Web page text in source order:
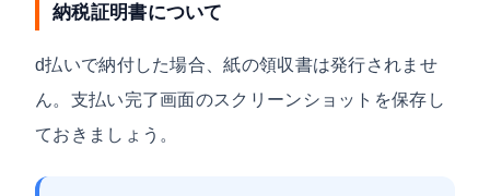
納税証明書について
d払いで納付した場合、紙の領収書は発行されませ
ん。支払い完了画面のスクリーンショットを保存し
ておきましょう。